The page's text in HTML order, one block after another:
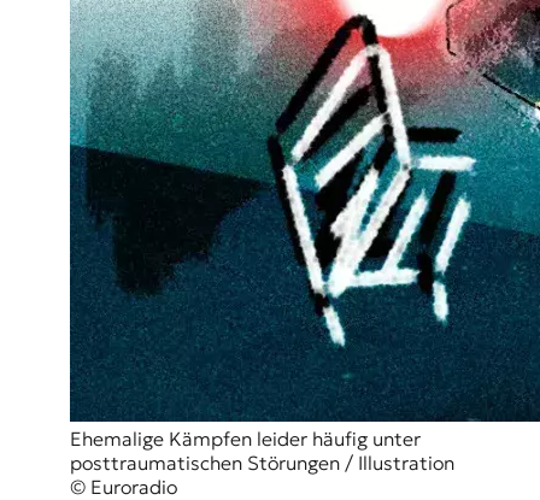
Ehemalige Kämpfen leider häufig unter
posttraumatischen Störungen / Illustration
© Euroradio